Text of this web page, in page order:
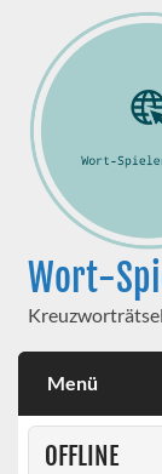
Wort-
Menü
OFFLINE